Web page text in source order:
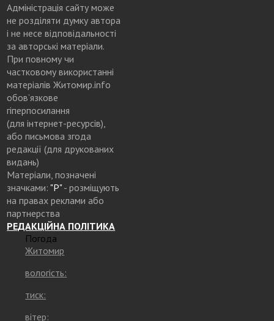
Адміністрація сайту може
не розділяти думку автора
і не несе відповідальності
за авторські матеріали.
При повному чи
частковому використанні
матеріалів Житомир.info
обов’язкове
гіперпосилання
(для інтернет-ресурсів),
або письмова згода
редакції (для друкованих
видань)
Матеріали, позначені
значками: "Р"- розміщують
на правах реклами або
партнерства
РЕДАКЦІЙНА ПОЛІТИКА
Погода
Житомир
вологість:
тиск:
вітер: